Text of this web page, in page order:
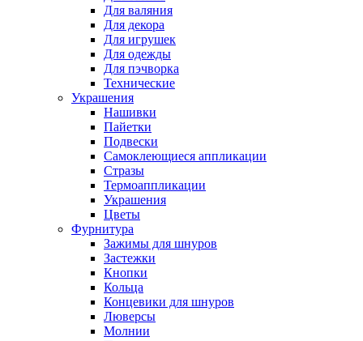
Для валяния
Для декора
Для игрушек
Для одежды
Для пэчворка
Технические
Украшения
Нашивки
Пайетки
Подвески
Самоклеющиеся аппликации
Стразы
Термоаппликации
Украшения
Цветы
Фурнитура
Зажимы для шнуров
Застежки
Кнопки
Кольца
Концевики для шнуров
Люверсы
Молнии